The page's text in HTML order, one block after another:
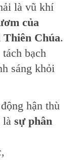
là vũ khí
của
Chúa.
bạch
sáng khỏi
hận thù
là sự phân